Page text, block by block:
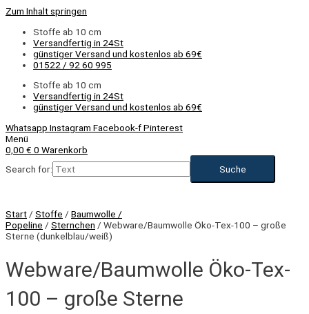
Zum Inhalt springen
Stoffe ab 10 cm
Versandfertig in 24St
günstiger Versand und kostenlos ab 69€
01522 / 92 60 995
Stoffe ab 10 cm
Versandfertig in 24St
günstiger Versand und kostenlos ab 69€
Whatsapp Instagram Facebook-fPinterest
Menü
0,00 € 0 Warenkorb
Search for:
Start / Stoffe / Baumwolle /
Popeline / Sternchen / Webware/Baumwolle Öko-Tex-100 – große
Sterne (dunkelblau/weiß)
Webware/Baumwolle Öko-Tex-
100 – große Sterne